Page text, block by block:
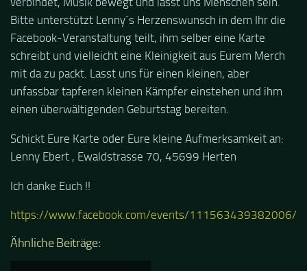
Bitte unterstützt Lenny´s Herzenswunsch in dem Ihr die
Facebook-Veranstaltung teilt, ihm selber eine Karte
schreibt und vielleicht eine Kleinigkeit aus Eurem Merch
mit da zu packt. Lasst uns für einen kleinen, aber
unfassbar tapferen kleinen Kämpfer einstehen und ihm
einen überwältigenden Geburtstag bereiten.
Schickt Eure Karte oder Eure kleine Aufmerksamkeit an:
Lenny Ebert , Ewaldstrasse 70, 45699 Herten
Ich danke Euch !!
https://www.facebook.com/events/111563439382006/
Ähnliche Beiträge: